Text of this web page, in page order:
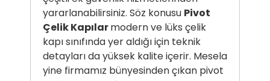
yararlanabilirsiniz. Söz konusu Pivot
Çelik Kapılarmodern ve lüks çelik
kapı sınıfında yer aldığı için teknik
detayları da yüksek kalite içerir. Mesela
yine firmamız bünyesinden çıkan pivot